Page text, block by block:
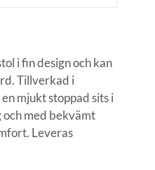
i fin design och kan
Tillverkad i
mjukt stoppad sits i
med bekvämt
Leveras